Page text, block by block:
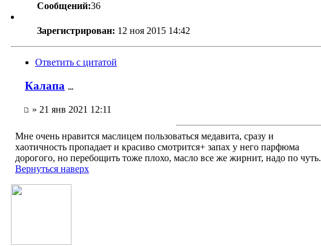
Сообщений:36
Зарегистрирован: 12 ноя 2015 14:42
Ответить с цитатой
Калапа ...
» 21 янв 2021 12:11
Мне очень нравится маслицем пользоваться медавита, сразу и
хаотичность пропадает и красиво смотрится+ запах у него парфюма
дорогого, но перебощить тоже плохо, масло все же жирнит, надо по чуть.
Вернуться наверх